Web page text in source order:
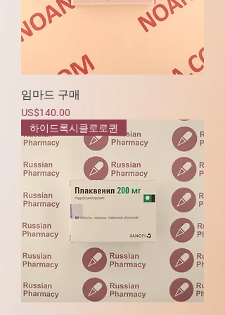
임마드 구매
가격
US$140.00
하이드록시클로로퀸